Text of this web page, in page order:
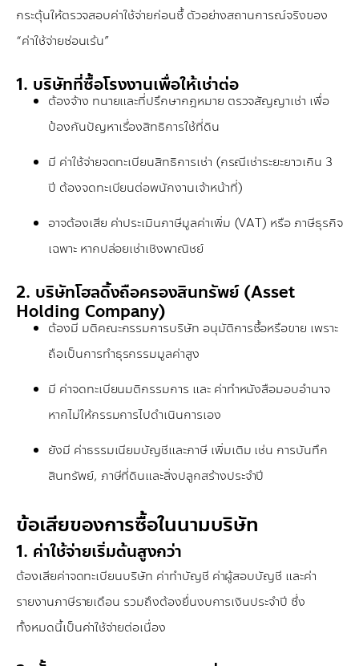
กระตุ้นให้ตรวจสอบค่าใช้จ่ายก่อนซื้ ตัวอย่างสถานการณ์จริงของ
“ค่าใช้จ่ายซ่อนเร้น”
1. บริษัทที่ซื้อโรงงานเพื่อให้เช่าต่อ
ต้องจ้าง ทนายและที่ปรึกษากฎหมาย ตรวจสัญญาเช่า เพื่อ
ป้องกันปัญหาเรื่องสิทธิการใช้ที่ดิน
มี ค่าใช้จ่ายจดทะเบียนสิทธิการเช่า (กรณีเช่าระยะยาวเกิน 3
ปี ต้องจดทะเบียนต่อพนักงานเจ้าหน้าที่)
อาจต้องเสีย ค่าประเมินภาษีมูลค่าเพิ่ม (VAT) หรือ ภาษีธุรกิจ
เฉพาะ หากปล่อยเช่าเชิงพาณิชย์
2. บริษัทโฮลดิ้งถือครองสินทรัพย์ (Asset
Holding Company)
ต้องมี มติคณะกรรมการบริษัท อนุมัติการซื้อหรือขาย เพราะ
ถือเป็นการทำธุรกรรมมูลค่าสูง
มี ค่าจดทะเบียนมติกรรมการ และ ค่าทำหนังสือมอบอำนาจ
หากไม่ให้กรรมการไปดำเนินการเอง
ยังมี ค่าธรรมเนียมบัญชีและภาษี เพิ่มเติม เช่น การบันทึก
สินทรัพย์, ภาษีที่ดินและสิ่งปลูกสร้างประจำปี
ข้อเสียของการซื้อในนามบริษัท
1. ค่าใช้จ่ายเริ่มต้นสูงกว่า
ต้องเสียค่าจดทะเบียนบริษัท ค่าทำบัญชี ค่าผู้สอบบัญชี และค่า
รายงานภาษีรายเดือน รวมถึงต้องยื่นงบการเงินประจำปี ซึ่ง
ทั้งหมดนี้เป็นค่าใช้จ่ายต่อเนื่อง